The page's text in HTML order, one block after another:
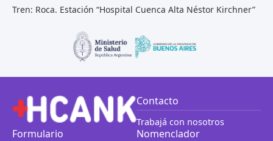
Tren: Roca. Estación “Hospital Cuenca Alta Néstor Kirchner”
Contacto
Trabajá con nosotros
Formulario Nomenclador